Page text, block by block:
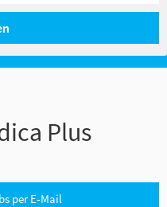
Plus
per E-Mail